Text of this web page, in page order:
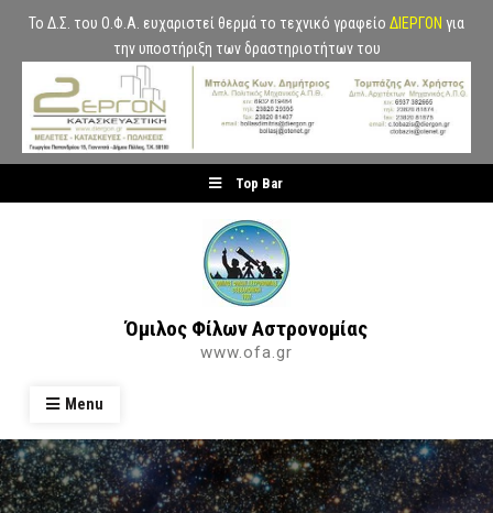
Το Δ.Σ. του Ο.Φ.Α. ευχαριστεί θερμά το τεχνικό γραφείο ΔΙΕΡΓΟΝ για
την υποστήριξη των δραστηριοτήτων του
to
Top Bar
Όμιλος Φίλων Αστρονομίας
www.ofa.gr
Menu